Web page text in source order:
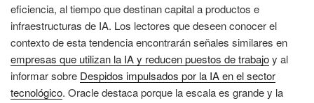
eficiencia, al tiempo que destinan capital a productos e
infraestructuras de IA. Los lectores que deseen conocer el
contexto de esta tendencia encontrarán señales similares en
empresas que utilizan la IA y reducen puestos de trabajoy al
informar sobre Despidos impulsados por la IA en el sector
tecnológico. Oracle destaca porque la escala es grande y la